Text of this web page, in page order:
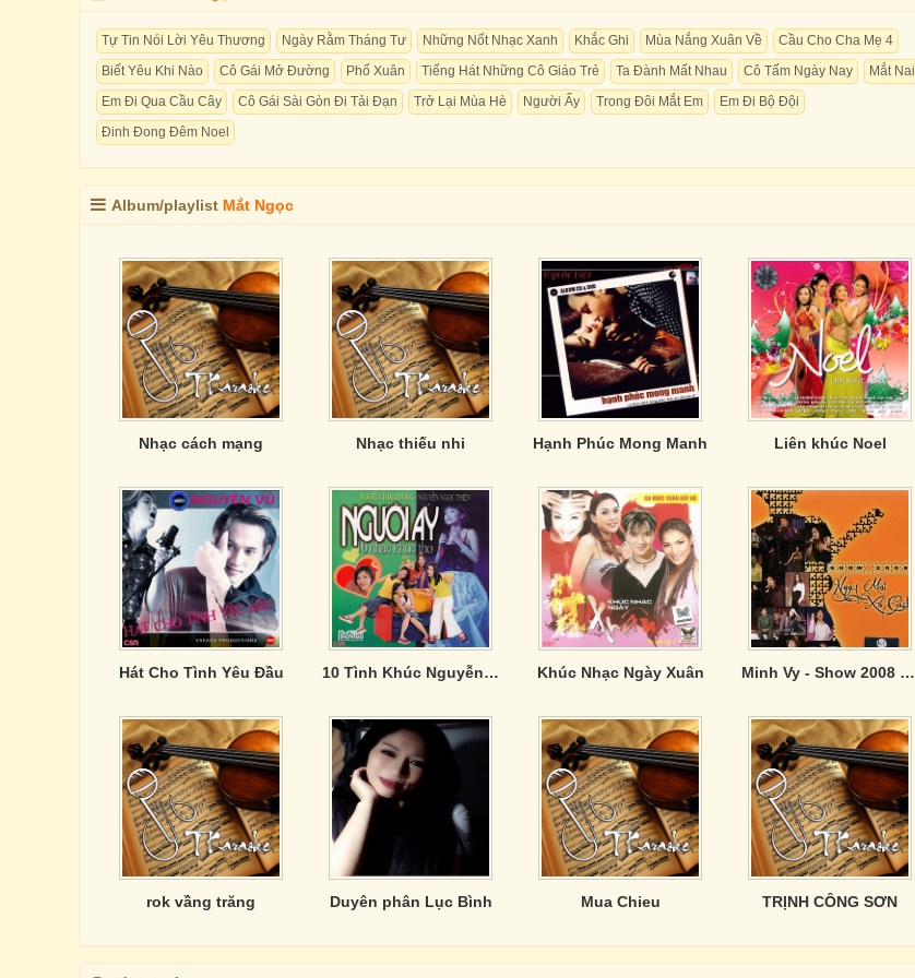
Tự Tin Nói Lời Yêu Thương Ngày Rằm Tháng Tư Những Nốt Nhạc Xanh Khắc Ghi Mùa Nắng Xuân Về
Cầu Cho Cha Mẹ 4
Biết Yêu Khi Nào
Cô Gái Mở Đường Phố Xuân Tiếng Hát Những Cô Giáo Trẻ Ta Đành Mất Nhau Cô Tấm Ngày Nay
Mắt Nai
Em Đi Qua Cầu Cây
Cô Gái Sài Gòn Đi Tải Đạn Trở Lại Mùa Hè Người Ấy Trong Đôi Mắt Em
Em Đi Bộ Đội
Đinh Đong Đêm Noel
Album/playlist Mắt Ngọc
Nhạc cách mạng Nhạc thiếu nhi Hạnh Phúc Mong Manh Liên khúc Noel
Hát Cho Tình Yêu Đầu 10 Tình Khúc Nguyễn Thái Dương, Nguyễn Ngọc Thiện: Người Ấy Khúc Nhạc Ngày Xuân Minh Vy - Show 2008 - Ngày Mai Xa Cách
rok vầng trăng Duyên phân Lục Bình Mua Chieu TRỊNH CÔNG SƠN